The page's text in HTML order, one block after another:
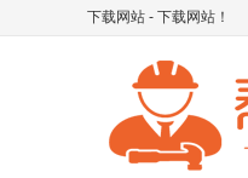
下载网站 - 下载网站！